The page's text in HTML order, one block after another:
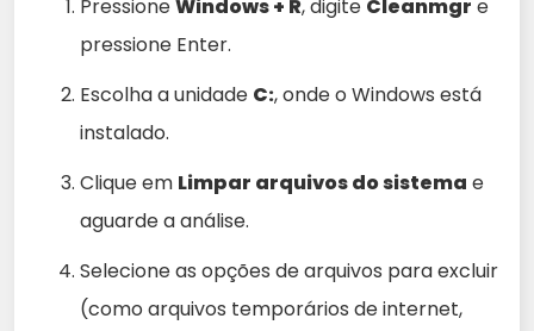
PressioneWindows + R, digite Cleanmgr e
pressione Enter.
Escolha a unidade C:, onde o Windows está
instalado.
Clique em Limpar arquivos do sistema e
aguarde a análise.
Selecione as opções de arquivos para excluir
(como arquivos temporários de internet,